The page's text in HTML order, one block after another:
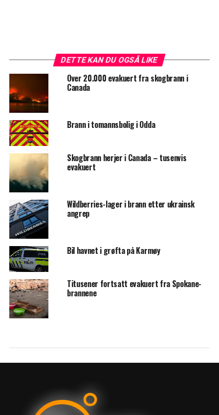
DETTE KAN DU OGSÅ LIKE
Over 20.000 evakuert fra skogbrann i
Canada
Brann i tomannsbolig i Odda
Skogbrann herjer i Canada – tusenvis
evakuert
Wildberries-lager i brann etter ukrainsk
angrep
Bil havnet i grøfta på Karmøy
Titusener fortsatt evakuert fra Spokane-
brannene